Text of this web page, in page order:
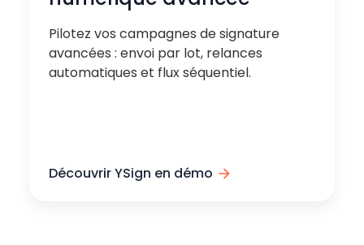
Pilotez vos campagnes de signature
avancées : envoi par lot, relances
automatiques et flux séquentiel.
Découvrir YSign en démo